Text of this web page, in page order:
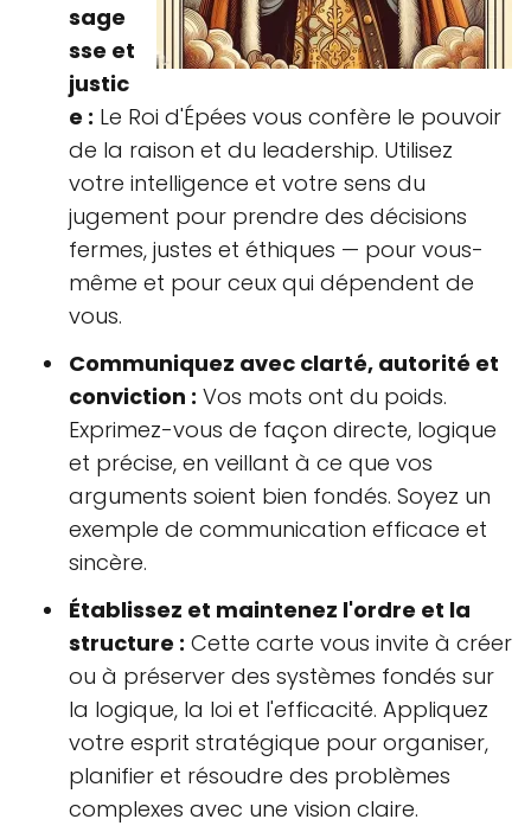
sage
sse et
justic
e : Le Roi d'Épées vous confère le pouvoir
de la raison et du leadership. Utilisez
votre intelligence et votre sens du
jugement pour prendre des décisions
fermes, justes et éthiques — pour vous-
même et pour ceux qui dépendent de
vous.
Communiquez avec clarté, autorité et
conviction : Vos mots ont du poids.
Exprimez-vous de façon directe, logique
et précise, en veillant à ce que vos
arguments soient bien fondés. Soyez un
exemple de communication efficace et
sincère.
Établissez et maintenez l'ordre et la
structure : Cette carte vous invite à créer
ou à préserver des systèmes fondés sur
la logique, la loi et l'efficacité. Appliquez
votre esprit stratégique pour organiser,
planifier et résoudre des problèmes
complexes avec une vision claire.